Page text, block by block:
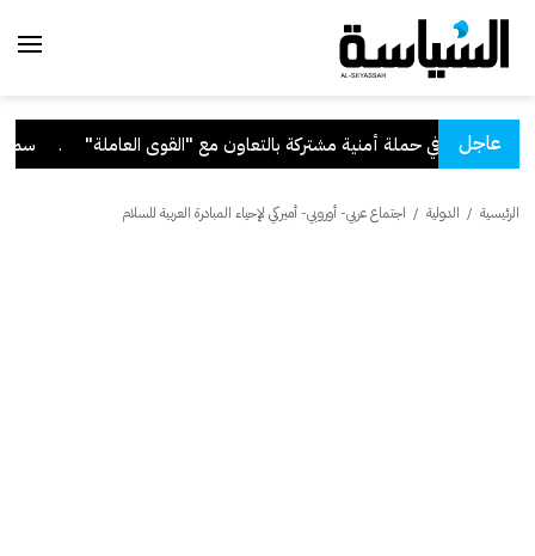
عاجل سمو
الرئيسية / الدولية / اجتماع عربي- أوروبي- أميركي لإحياء المبادرة العربية للسلام